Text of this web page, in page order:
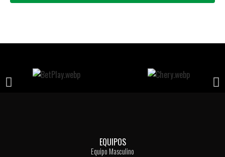
EQUIPOS
Equipo Masculino